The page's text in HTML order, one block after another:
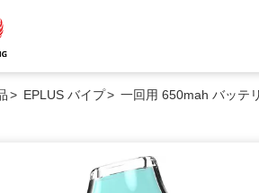
> EPLUS バイプ> 一回用 650mah バッテ